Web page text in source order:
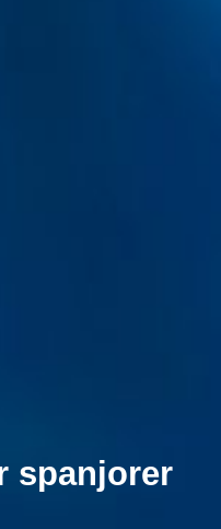
spanjorer